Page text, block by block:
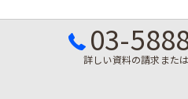
03-
詳しい資料の請求また